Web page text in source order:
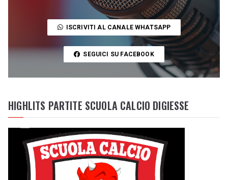
ISCRIVITI AL CANALE WHATSAPP
SEGUICI SU FACEBOOK
HIGHLITS PARTITE SCUOLA CALCIO DIGIESSE